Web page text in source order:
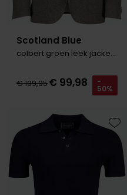
Scotland Blue
colbert groen leek jacket drop 7.5
€ 199,95€ 99,98 -
50%